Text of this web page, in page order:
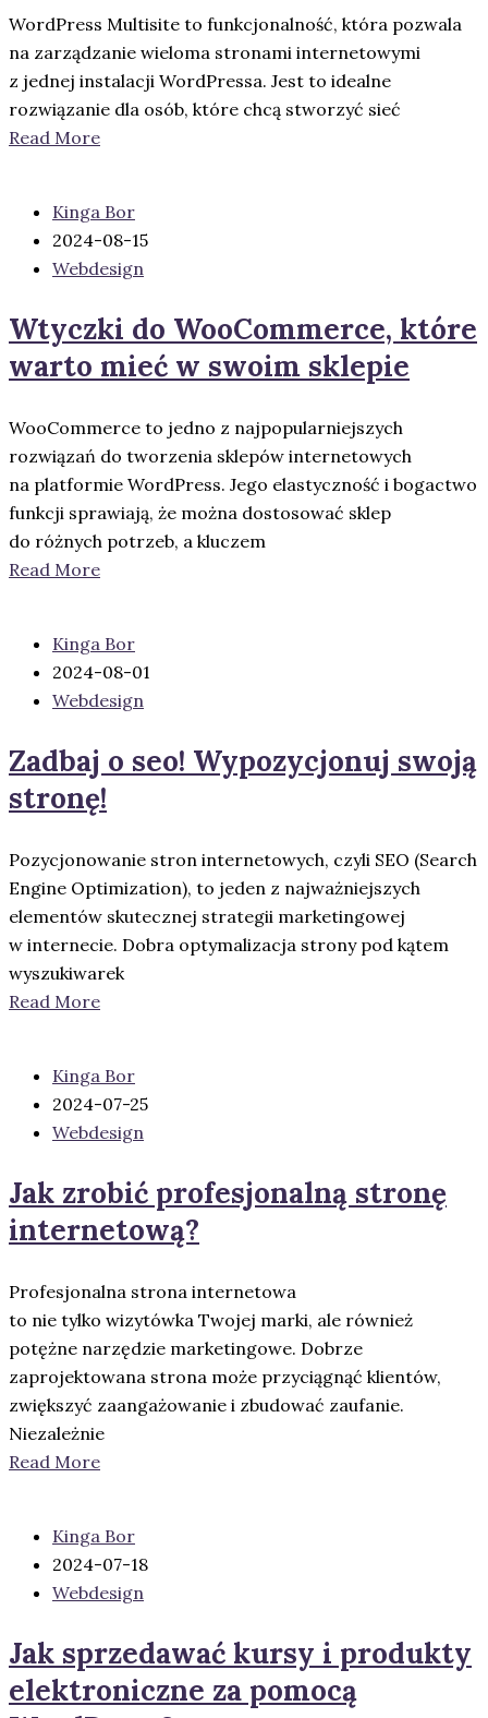
WordPress Multisite to funkcjonalność, która pozwala
na zarządzanie wieloma stronami internetowymi
z jednej instalacji WordPressa. Jest to idealne
rozwiązanie dla osób, które chcą stworzyć sieć
Read More
Kinga Bor
2024-08-15
Webdesign
Wtyczki do WooCommerce, które
warto mieć w swoim sklepie
WooCommerce to jedno z najpopularniejszych
rozwiązań do tworzenia sklepów internetowych
na platformie WordPress. Jego elastyczność i bogactwo
funkcji sprawiają, że można dostosować sklep
do różnych potrzeb, a kluczem
Read More
Kinga Bor
2024-08-01
Webdesign
Zadbaj o seo! Wypozycjonuj swoją
stronę!
Pozycjonowanie stron internetowych, czyli SEO (Search
Engine Optimization), to jeden z najważniejszych
elementów skutecznej strategii marketingowej
w internecie. Dobra optymalizacja strony pod kątem
wyszukiwarek
Read More
Kinga Bor
2024-07-25
Webdesign
Jak zrobić profesjonalną stronę
internetową?
Profesjonalna strona internetowa
to nie tylko wizytówka Twojej marki, ale również
potężne narzędzie marketingowe. Dobrze
zaprojektowana strona może przyciągnąć klientów,
zwiększyć zaangażowanie i zbudować zaufanie.
Niezależnie
Read More
Kinga Bor
2024-07-18
Webdesign
Jak sprzedawać kursy i produkty
elektroniczne za pomocą